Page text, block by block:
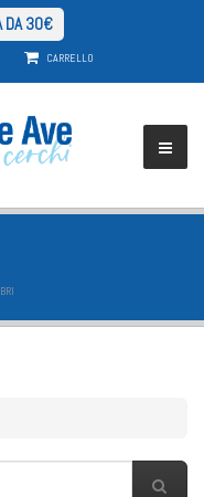
DA 30€
CARRELLO